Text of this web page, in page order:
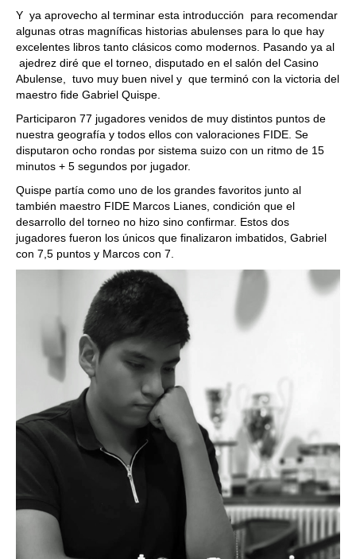
Y ya aprovecho al terminar esta introducción para recomendar
algunas otras magníficas historias abulenses para lo que hay
excelentes libros tanto clásicos como modernos. Pasando ya al
ajedrez diré que el torneo, disputado en el salón del Casino
Abulense, tuvo muy buen nivel y que terminó con la victoria del
maestro fide Gabriel Quispe.
Participaron 77 jugadores venidos de muy distintos puntos de
nuestra geografía y todos ellos con valoraciones FIDE. Se
disputaron ocho rondas por sistema suizo con un ritmo de 15
minutos + 5 segundos por jugador.
Quispe partía como uno de los grandes favoritos junto al
también maestro FIDE Marcos Lianes, condición que el
desarrollo del torneo no hizo sino confirmar. Estos dos
jugadores fueron los únicos que finalizaron imbatidos, Gabriel
con 7,5 puntos y Marcos con 7.